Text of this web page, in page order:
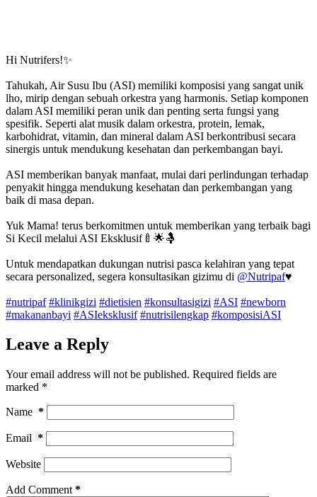
Hi Nutrifers!✨
Tahukah, Air Susu Ibu (ASI) memiliki komposisi yang sangat unik
lho, mirip dengan sebuah orkestra yang harmonis. Setiap komponen
dalam ASI memiliki peran unik dan penting serta fungsi yang
spesifik. Seperti alat musik dalam orkestra, protein, lemak,
karbohidrat, vitamin, dan mineral dalam ASI berkontribusi secara
sinergis untuk mendukung kesehatan dan perkembangan bayi.
ASI memberikan banyak manfaat, mulai dari perlindungan terhadap
penyakit hingga mendukung kesehatan dan perkembangan yang
baik di masa depan.
Yuk Mama! terus berkomitmen untuk memberikan yang terbaik bagi
Si Kecil melalui ASI Eksklusif🍼🌟🤱
Untuk mendapatkan dukungan nutrisi pasca kelahiran yang tepat
secara personalized, segera konsultasikan gizimu di @Nutripaf♥️
#nutripaf #klinikgizi #dietisien #konsultasigizi #ASI #newborn
#makananbayi #ASIeksklusif #nutrisilengkap #komposisiASI
Leave a Reply
Your email address will not be published. Required fields are
marked *
Name *
Email *
Website
Add Comment *